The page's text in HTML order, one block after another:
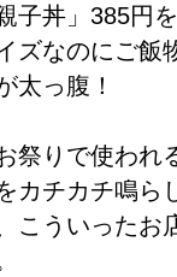
子丼」385円
ズなのにご飯
太っ腹！
祭りで使われ
カチカチ鳴ら
こういったお